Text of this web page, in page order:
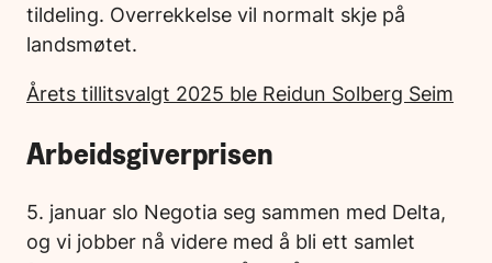
tildeling. Overrekkelse vil normalt skje på
landsmøtet.
Årets tillitsvalgt 2025 ble Reidun Solberg Seim
Arbeidsgiverprisen
5. januar slo Negotia seg sammen med Delta,
og vi jobber nå videre med å bli ett samlet